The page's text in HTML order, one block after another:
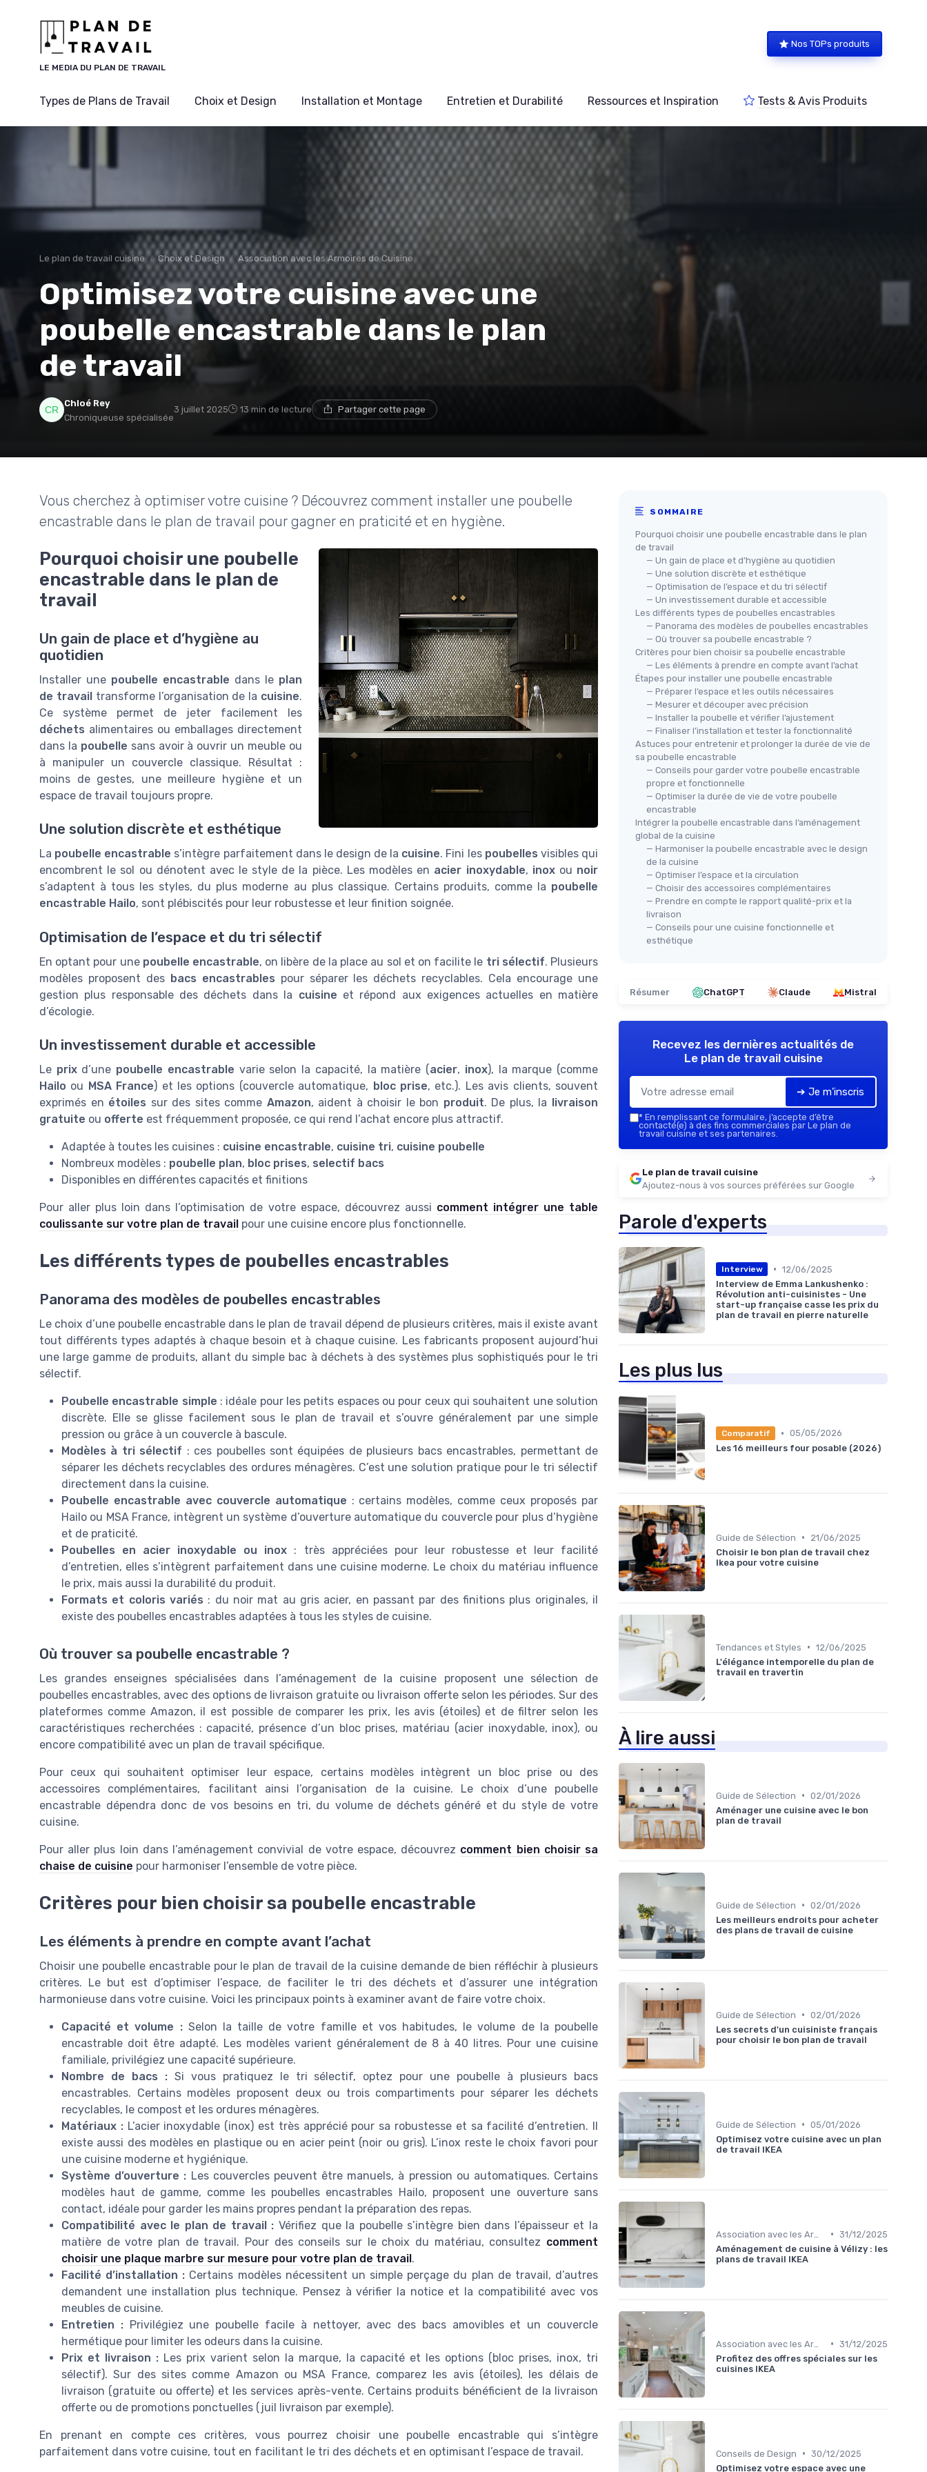
LE MEDIA DU PLAN DE TRAVAIL
Nos TOPs produits
Types de Plans de Travail Choix et Design Installation et Montage Entretien et Durabilité Ressources et Inspiration Tests & Avis Produits
Le plan de travail cuisine Choix et Design Association avec les Armoires de Cuisine
Optimisez votre cuisine avec une
poubelle encastrable dans le plan
de travail
Chloé Rey
Chroniqueuse spécialisée
3 juillet 2025 13 min de lecture Partager cette page
Vous cherchez à optimiser votre cuisine ? Découvrez comment installer une poubelle
encastrable dans le plan de travail pour gagner en praticité et en hygiène.
Pourquoi choisir une poubelle
encastrable dans le plan de
travail
Un gain de place et d’hygiène au
quotidien
Installer une poubelle encastrable dans le plan
de travailtransforme l’organisation de la cuisine.
Ce système permet de jeter facilement les
déchets alimentaires ou emballages directement
dans la poubelle sans avoir à ouvrir un meuble ou
à manipuler un couvercle classique. Résultat :
moins de gestes, une meilleure hygiène et un
espace de travail toujours propre.
Une solution discrète et esthétique
La poubelle encastrable s’intègre parfaitement dans le design de la cuisine. Fini les poubelles visibles qui
encombrent le sol ou dénotent avec le style de la pièce. Les modèles en acier inoxydable, inoxou noir
s’adaptent à tous les styles, du plus moderne au plus classique. Certains produits, comme la poubelle
encastrable Hailo, sont plébiscités pour leur robustesse et leur finition soignée.
Optimisation de l’espace et du tri sélectif
En optant pour une poubelle encastrable, on libère de la place au sol et on facilite le tri sélectif. Plusieurs
modèles proposent des bacs encastrables pour séparer les déchets recyclables. Cela encourage une
gestion plus responsable des déchets dans la cuisine et répond aux exigences actuelles en matière
d’écologie.
Un investissement durable et accessible
Le prixd’une poubelle encastrable varie selon la capacité, la matière (acier, inox), la marque (comme
Hailo ou MSA France) et les options (couvercle automatique, bloc prise, etc.). Les avis clients, souvent
exprimés en étoiles sur des sites comme Amazon, aident à choisir le bon produit. De plus, la livraison
gratuite ou offerte est fréquemment proposée, ce qui rend l’achat encore plus attractif.
Adaptée à toutes les cuisines : cuisine encastrable, cuisine tri, cuisine poubelle
Nombreux modèles : poubelle plan, bloc prises, selectif bacs
Disponibles en différentes capacités et finitions
Pour aller plus loin dans l’optimisation de votre espace, découvrez aussi comment intégrer une table
coulissante sur votre plan de travail pour une cuisine encore plus fonctionnelle.
Les différents types de poubelles encastrables
Panorama des modèles de poubelles encastrables
Le choix d’une poubelle encastrable dans le plan de travail dépend de plusieurs critères, mais il existe avant
tout différents types adaptés à chaque besoin et à chaque cuisine. Les fabricants proposent aujourd’hui
une large gamme de produits, allant du simple bac à déchets à des systèmes plus sophistiqués pour le tri
sélectif.
Poubelle encastrable simple : idéale pour les petits espaces ou pour ceux qui souhaitent une solution
discrète. Elle se glisse facilement sous le plan de travail et s’ouvre généralement par une simple
pression ou grâce à un couvercle à bascule.
Modèles à tri sélectif : ces poubelles sont équipées de plusieurs bacs encastrables, permettant de
séparer les déchets recyclables des ordures ménagères. C’est une solution pratique pour le tri sélectif
directement dans la cuisine.
Poubelle encastrable avec couvercle automatique : certains modèles, comme ceux proposés par
Hailo ou MSA France, intègrent un système d’ouverture automatique du couvercle pour plus d’hygiène
et de praticité.
Poubelles en acier inoxydable ou inox : très appréciées pour leur robustesse et leur facilité
d’entretien, elles s’intègrent parfaitement dans une cuisine moderne. Le choix du matériau influence
le prix, mais aussi la durabilité du produit.
Formats et coloris variés : du noir mat au gris acier, en passant par des finitions plus originales, il
existe des poubelles encastrables adaptées à tous les styles de cuisine.
Où trouver sa poubelle encastrable ?
Les grandes enseignes spécialisées dans l’aménagement de la cuisine proposent une sélection de
poubelles encastrables, avec des options de livraison gratuite ou livraison offerte selon les périodes. Sur des
plateformes comme Amazon, il est possible de comparer les prix, les avis (étoiles) et de filtrer selon les
caractéristiques recherchées : capacité, présence d’un bloc prises, matériau (acier inoxydable, inox), ou
encore compatibilité avec un plan de travail spécifique.
Pour ceux qui souhaitent optimiser leur espace, certains modèles intègrent un bloc prise ou des
accessoires complémentaires, facilitant ainsi l’organisation de la cuisine. Le choix d’une poubelle
encastrable dépendra donc de vos besoins en tri, du volume de déchets généré et du style de votre
cuisine.
Pour aller plus loin dans l’aménagement convivial de votre espace, découvrez comment bien choisir sa
chaise de cuisine pour harmoniser l’ensemble de votre pièce.
Critères pour bien choisir sa poubelle encastrable
Les éléments à prendre en compte avant l’achat
Choisir une poubelle encastrable pour le plan de travail de la cuisine demande de bien réfléchir à plusieurs
critères. Le but est d’optimiser l’espace, de faciliter le tri des déchets et d’assurer une intégration
harmonieuse dans votre cuisine. Voici les principaux points à examiner avant de faire votre choix.
Capacité et volume :Selon la taille de votre famille et vos habitudes, le volume de la poubelle
encastrable doit être adapté. Les modèles varient généralement de 8 à 40 litres. Pour une cuisine
familiale, privilégiez une capacité supérieure.
Nombre de bacs :Si vous pratiquez le tri sélectif, optez pour une poubelle à plusieurs bacs
encastrables. Certains modèles proposent deux ou trois compartiments pour séparer les déchets
recyclables, le compost et les ordures ménagères.
Matériaux :L’acier inoxydable (inox) est très apprécié pour sa robustesse et sa facilité d’entretien. Il
existe aussi des modèles en plastique ou en acier peint (noir ou gris). L’inox reste le choix favori pour
une cuisine moderne et hygiénique.
Système d’ouverture : Les couvercles peuvent être manuels, à pression ou automatiques. Certains
modèles haut de gamme, comme les poubelles encastrables Hailo, proposent une ouverture sans
contact, idéale pour garder les mains propres pendant la préparation des repas.
Compatibilité avec le plan de travail : Vérifiez que la poubelle s’intègre bien dans l’épaisseur et la
matière de votre plan de travail. Pour des conseils sur le choix du matériau, consultez comment
choisir une plaque marbre sur mesure pour votre plan de travail.
Facilité d’installation : Certains modèles nécessitent un simple perçage du plan de travail, d’autres
demandent une installation plus technique. Pensez à vérifier la notice et la compatibilité avec vos
meubles de cuisine.
Entretien :Privilégiez une poubelle facile à nettoyer, avec des bacs amovibles et un couvercle
hermétique pour limiter les odeurs dans la cuisine.
Prix et livraison : Les prix varient selon la marque, la capacité et les options (bloc prises, inox, tri
sélectif). Sur des sites comme Amazon ou MSA France, comparez les avis (étoiles), les délais de
livraison (gratuite ou offerte) et les services après-vente. Certains produits bénéficient de la livraison
offerte ou de promotions ponctuelles (juil livraison par exemple).
En prenant en compte ces critères, vous pourrez choisir une poubelle encastrable qui s’intègre
parfaitement dans votre cuisine, tout en facilitant le tri des déchets et en optimisant l’espace de travail.
SOMMAIRE
Pourquoi choisir une poubelle encastrable dans le plan
de travail
— Un gain de place et d’hygiène au quotidien
— Une solution discrète et esthétique
— Optimisation de l’espace et du tri sélectif
— Un investissement durable et accessible
Les différents types de poubelles encastrables
— Panorama des modèles de poubelles encastrables
— Où trouver sa poubelle encastrable ?
Critères pour bien choisir sa poubelle encastrable
— Les éléments à prendre en compte avant l’achat
Étapes pour installer une poubelle encastrable
— Préparer l’espace et les outils nécessaires
— Mesurer et découper avec précision
— Installer la poubelle et vérifier l’ajustement
— Finaliser l’installation et tester la fonctionnalité
Astuces pour entretenir et prolonger la durée de vie de
sa poubelle encastrable
— Conseils pour garder votre poubelle encastrable
propre et fonctionnelle
— Optimiser la durée de vie de votre poubelle
encastrable
Intégrer la poubelle encastrable dans l’aménagement
global de la cuisine
— Harmoniser la poubelle encastrable avec le design
de la cuisine
— Optimiser l’espace et la circulation
— Choisir des accessoires complémentaires
— Prendre en compte le rapport qualité-prix et la
livraison
— Conseils pour une cuisine fonctionnelle et
esthétique
Résumer ChatGPT Claude Mistral
Recevez les dernières actualités de
Le plan de travail cuisine
➔ Je m'inscris
* En remplissant ce formulaire, j’accepte d’être
contacté(e) à des fins commerciales par Le plan de
travail cuisine et ses partenaires.
Le plan de travail cuisine
Ajoutez-nous à vos sources préférées sur Google
Parole d'experts
Interview • 12/06/2025
Interview de Emma Lankushenko :
Révolution anti-cuisinistes - Une
start-up française casse les prix du
plan de travail en pierre naturelle
Les plus lus
Comparatif • 05/05/2026
Les 16 meilleurs four posable (2026)
Guide de Sélection •
21/06/2025
Choisir le bon plan de travail chez
Ikea pour votre cuisine
Tendances et Styles • 12/06/2025
L'élégance intemporelle du plan de
travail en travertin
À lire aussi
Guide de Sélection • 02/01/2026
Aménager une cuisine avec le bon
plan de travail
Guide de Sélection • 02/01/2026
Les meilleurs endroits pour acheter
des plans de travail de cuisine
Guide de Sélection • 02/01/2026
Les secrets d'un cuisiniste français
pour choisir le bon plan de travail
Guide de Sélection • 05/01/2026
Optimisez votre cuisine avec un plan
de travail IKEA
• 31/12/2025
Aménagement de cuisine à Vélizy : les
plans de travail IKEA
• 31/12/2025
Profitez des offres spéciales sur les
cuisines IKEA
Conseils de Design • 30/12/2025
Optimisez votre espace avec une